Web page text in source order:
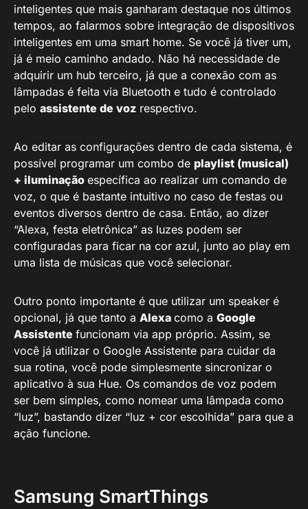
inteligentes que mais ganharam destaque nos últimos
tempos, ao falarmos sobre integração de dispositivos
inteligentes em uma smart home. Se você já tiver um,
já é meio caminho andado. Não há necessidade de
adquirir um hub terceiro, já que a conexão com as
lâmpadas é feita via Bluetooth e tudo é controlado
pelo assistente de voz respectivo.
Ao editar as configurações dentro de cada sistema, é
possível programar um combo de playlist (musical)
+ iluminação específica ao realizar um comando de
voz, o que é bastante intuitivo no caso de festas ou
eventos diversos dentro de casa. Então, ao dizer
“Alexa, festa eletrônica” as luzes podem ser
configuradas para ficar na cor azul, junto ao play em
uma lista de músicas que você selecionar.
Outro ponto importante é que utilizar um speaker é
opcional, já que tanto a Alexa como a Google
Assistente funcionam via app próprio. Assim, se
você já utilizar o Google Assistente para cuidar da
sua rotina, você pode simplesmente sincronizar o
aplicativo à sua Hue. Os comandos de voz podem
ser bem simples, como nomear uma lâmpada como
“luz”, bastando dizer “luz + cor escolhida” para que a
ação funcione.
Samsung SmartThings